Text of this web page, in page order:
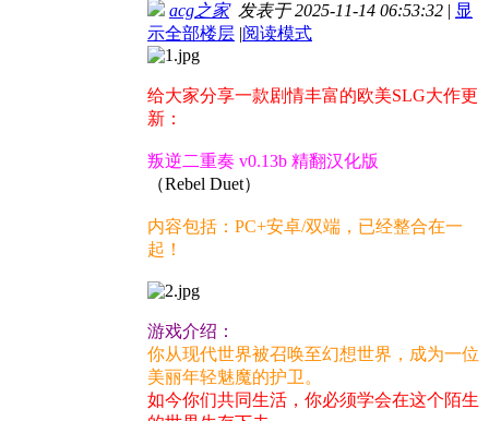
acg之家发表于 2025-11-14 06:53:32 | 显
示全部楼层 |阅读模式
给大家分享一款剧情丰富的欧美SLG大作更
新：
叛逆二重奏 v0.13b 精翻汉化版
（Rebel Duet）
内容包括：PC+安卓/双端，已经整合在一
起！
游戏介绍：
你从现代世界被召唤至幻想世界，成为一位
美丽年轻魅魔的护卫。
如今你们共同生活，你必须学会在这个陌生